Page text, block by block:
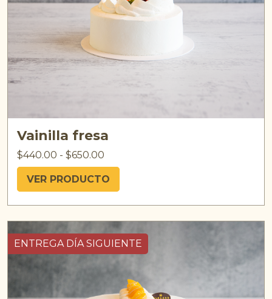
Vainilla fresa
$440.00 - $650.00
VER PRODUCTO
ENTREGA DÍA SIGUIENTE